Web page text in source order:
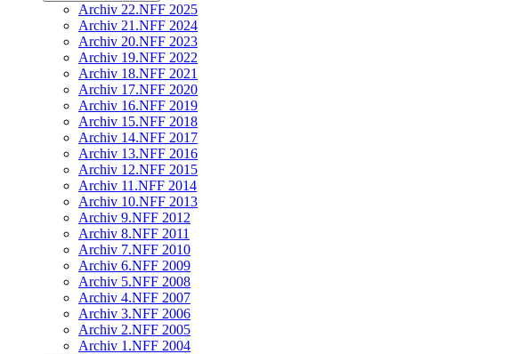
Archiv 22.NFF 2025
Archiv 21.NFF 2024
Archiv 20.NFF 2023
Archiv 19.NFF 2022
Archiv 18.NFF 2021
Archiv 17.NFF 2020
Archiv 16.NFF 2019
Archiv 15.NFF 2018
Archiv 14.NFF 2017
Archiv 13.NFF 2016
Archiv 12.NFF 2015
Archiv 11.NFF 2014
Archiv 10.NFF 2013
Archiv 9.NFF 2012
Archiv 8.NFF 2011
Archiv 7.NFF 2010
Archiv 6.NFF 2009
Archiv 5.NFF 2008
Archiv 4.NFF 2007
Archiv 3.NFF 2006
Archiv 2.NFF 2005
Archiv 1.NFF 2004